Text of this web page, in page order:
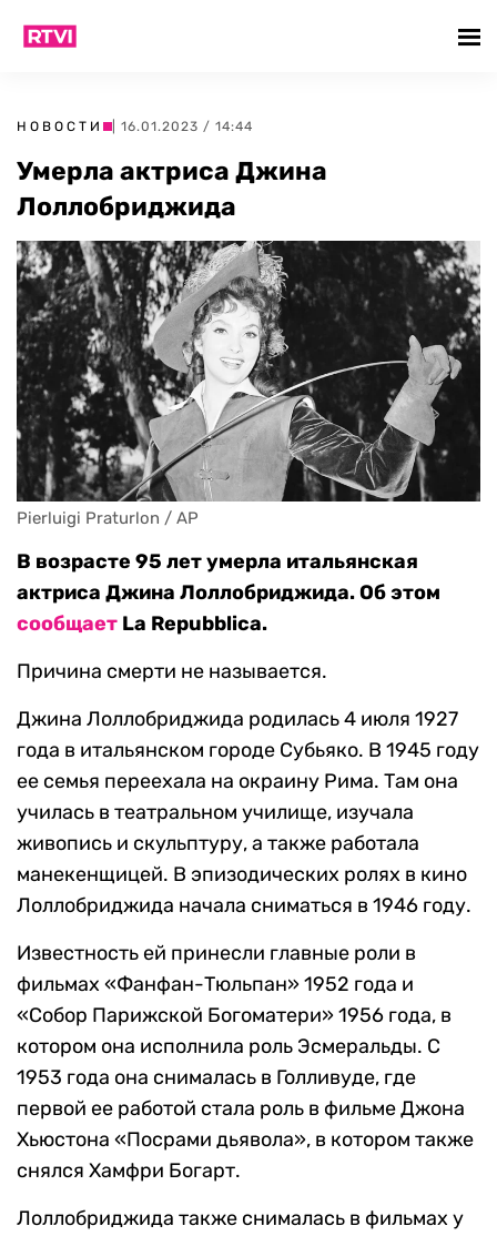
НОВОСТИ | 16.01.2023 / 14:44
Умерла актриса Джина
Лоллобриджида
Pierluigi Praturlon / AP
В возрасте 95 лет умерла итальянская
актриса Джина Лоллобриджида. Об этом
сообщает La Repubblica.
Причина смерти не называется.
Джина Лоллобриджида родилась 4 июля 1927
года в итальянском городе Субьяко. В 1945 году
ее семья переехала на окраину Рима. Там она
училась в театральном училище, изучала
живопись и скульптуру, а также работала
манекенщицей. В эпизодических ролях в кино
Лоллобриджида начала сниматься в 1946 году.
Известность ей принесли главные роли в
фильмах «Фанфан-Тюльпан» 1952 года и
«Собор Парижской Богоматери» 1956 года, в
котором она исполнила роль Эсмеральды. С
1953 года она снималась в Голливуде, где
первой ее работой стала роль в фильме Джона
Хьюстона «Посрами дьявола», в котором также
снялся Хамфри Богарт.
Лоллобриджида также снималась в фильмах у